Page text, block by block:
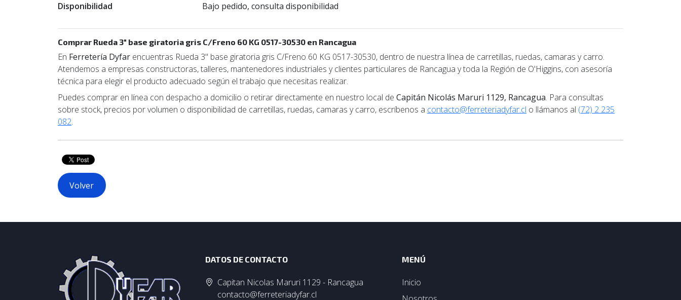
Disponibilidad
Bajo pedido, consulta disponibilidad
Comprar Rueda 3" base giratoria gris C/Freno 60 KG 0517-30530 en Rancagua
En Ferretería Dyfar encuentras Rueda 3" base giratoria gris C/Freno 60 KG 0517-30530, dentro de nuestra línea de carretillas, ruedas, camaras y carro.
Atendemos a empresas constructoras, talleres, mantenedores industriales y clientes particulares de Rancagua y toda la Región de O'Higgins, con asesoría
técnica para elegir el producto adecuado según el trabajo que necesitas realizar.
Puedes comprar en línea con despacho a domicilio o retirar directamente en nuestro local de Capitán Nicolás Maruri 1129, Rancagua. Para consultas
sobre stock, precios por volumen o disponibilidad de carretillas, ruedas, camaras y carro, escríbenos a contacto@ferreteriadyfar.cl o llámanos al (72) 2 235
082.
Volver
DATOS DE CONTACTO
Capitan Nicolas Maruri 1129 - Rancagua
contacto@ferreteriadyfar.cl
MENÚ
Inicio